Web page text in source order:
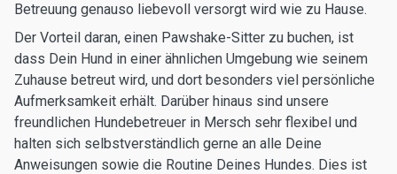
Betreuung genauso liebevoll versorgt wird wie zu Hause.
Der Vorteil daran, einen Pawshake-Sitter zu buchen, ist
dass Dein Hund in einer ähnlichen Umgebung wie seinem
Zuhause betreut wird, und dort besonders viel persönliche
Aufmerksamkeit erhält. Darüber hinaus sind unsere
freundlichen Hundebetreuer in Mersch sehr flexibel und
halten sich selbstverständlich gerne an alle Deine
Anweisungen sowie die Routine Deines Hundes. Dies ist